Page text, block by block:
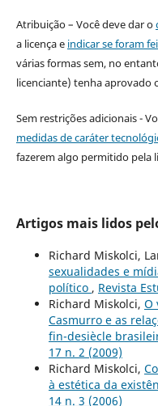
Atribuição – Você deve dar o
a licença e indicar se foram
várias formas sem, no
licenciante) tenha aprovado
Sem restrições adicionais -
medidas de caráter
fazerem algo permitido pela
Artigos mais lidos
Richard Miskolci,
sexualidades e
político , Revista
Richard Miskolci, O
Casmurro e as
fin-desiècle
17 n. 2 (2009)
Richard Miskolci,
à estética da
14 n. 3 (2006)